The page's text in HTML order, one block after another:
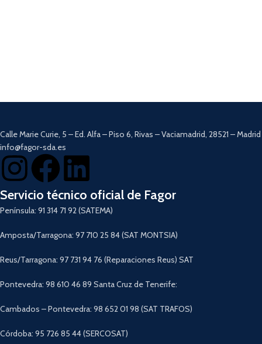
Cepillo motorizado y mango
ergonómico.
3 velocidades ajustables.
Filtro HEPA.
Pantalla LED con indicador de
velocidad y nivel de batería.
Eternal Battery.
Aspiración ciclónica. Lithium
Descargar Manual
Vaso medidor de 700ml.
Calle Marie Curie, 5 – Ed. Alfa – Piso 6, Rivas – Vaciamadrid, 28521 – Madrid
info@fagor-sda.es
Servicio técnico oficial de Fagor
Península: 91 314 71 92 (SATEMA)
Amposta/Tarragona: 97 710 25 84 (SAT MONTSIA)
Reus/Tarragona: 97 731 94 76 (Reparaciones Reus) SAT
Pontevedra: 98 610 46 89 Santa Cruz de Tenerife:
Cambados – Pontevedra: 98 652 01 98 (SAT TRAFOS)
Córdoba: 95 726 85 44 (SERCOSAT)